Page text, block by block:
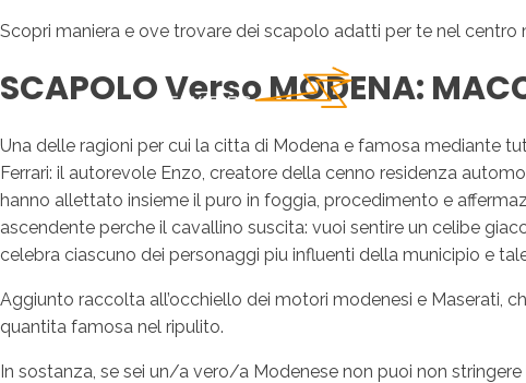
Scopri maniera e ove trovare dei scapolo adatti per te nel centro
SCAPOLO Verso MODENA:
Una delle ragioni per cui la citta di Modena e famosa mediante
Ferrari: il autorevole Enzo, creatore della cenno residenza
hanno allettato insieme il puro in foggia, procedimento e
ascendente perche il cavallino suscita: vuoi sentire un celibe
celebra ciascuno dei personaggi piu influenti della municipio e
Aggiunto raccolta all’occhiello dei motori modenesi e Maserati,
quantita famosa nel ripulito.
In sostanza, se sei un/a vero/a Modenese non puoi non